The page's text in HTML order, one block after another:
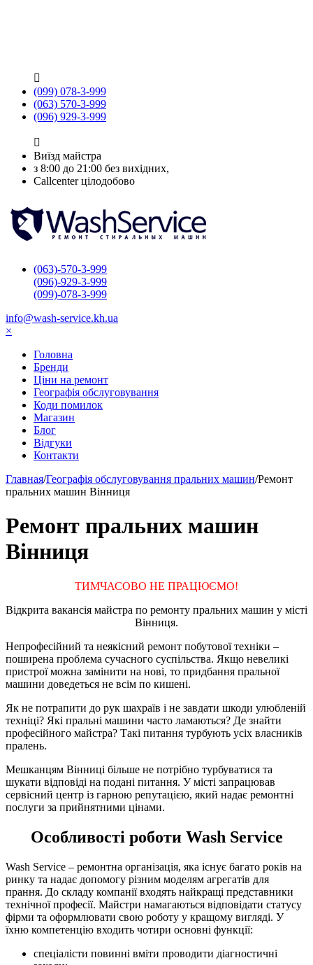

(099) 078-3-999
(063) 570-3-999
(096) 929-3-999

Виїзд майстра
з 8:00 до 21:00 без вихідних,
Callcenter цілодобово
(063)-570-3-999
(096)-929-3-999
(099)-078-3-999
info@wash-service.kh.ua
×
Головна
Бренди
Ціни на ремонт
Географія обслуговування
Коди помилок
Магазин
Блог
Відгуки
Контакти
Главная/Географія обслуговування пральних машин/Ремонт
пральних машин Вінниця
Ремонт пральних машин
Вінниця
ТИМЧАСОВО НЕ ПРАЦЮЄМО!
Відкрита вакансія майстра по ремонту пральних машин у місті
Вінниця.
Непрофесійний та неякісний ремонт побутової техніки –
поширена проблема сучасного суспільства. Якщо невеликі
пристрої можна замінити на нові, то придбання пральної
машини доведеться не всім по кишені.
Як не потрапити до рук шахраїв і не завдати шкоди улюбленій
техніці? Які пральні машини часто ламаються? Де знайти
професійного майстра? Такі питання турбують усіх власників
пралень.
Мешканцям Вінниці більше не потрібно турбуватися та
шукати відповіді на подані питання. У місті запрацював
сервісний центр із гарною репутацією, який надає ремонтні
послуги за прийнятними цінами.
Особливості роботи Wash Service
Wash Service – ремонтна організація, яка існує багато років на
ринку та надає допомогу різним моделям агрегатів для
прання. До складу компанії входять найкращі представники
технічної професії. Майстри намагаються відповідати статусу
фірми та оформлювати свою роботу у кращому вигляді. У
їхню компетенцію входить чотири основні функції:
спеціалісти повинні вміти проводити діагностичні